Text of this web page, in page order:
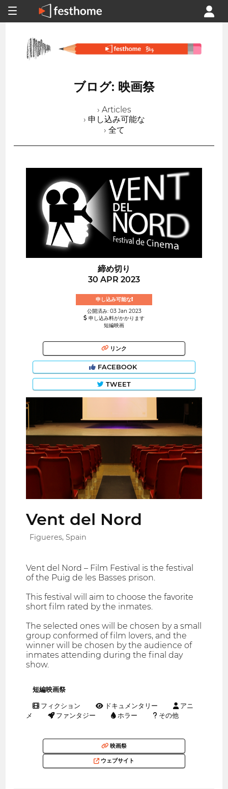
ブログ: 映画祭
› Articles
› 申し込み可能な
› 全て
締め切り
30 APR 2023
申し込み可能な!
公開済み: 03 Jan 2023
申し込み料がかかります
短編映画
リンク
FACEBOOK
TWEET
Vent del Nord
Figueres, Spain
Vent del Nord – Film Festival is the festival
of the Puig de les Basses prison.
This festival will aim to choose the favorite
short film rated by the inmates.
The selected ones will be chosen by a small
group conformed of film lovers, and the
winner will be chosen by the audience of
inmates attending during the final day
show.
短編映画祭
フィクション ドキュメンタリー
アニ
メ
ファンタジー ホラー その他
映画祭
ウェブサイト